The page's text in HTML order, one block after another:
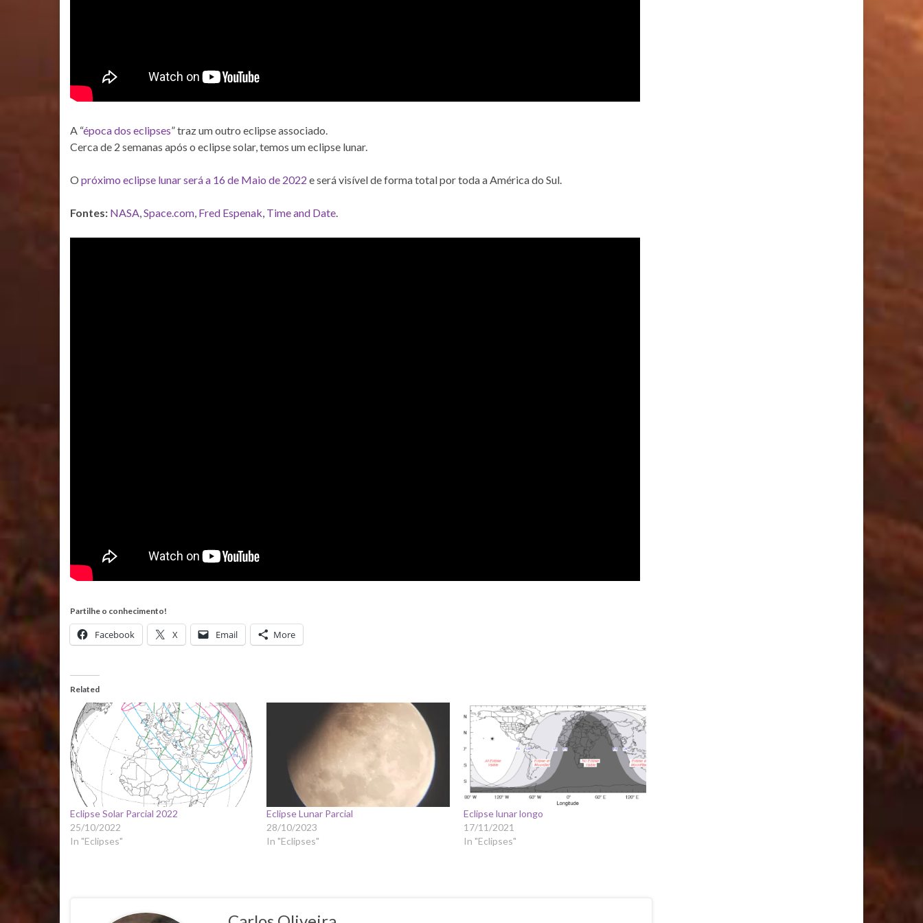
A “época dos eclipses” traz um outro eclipse associado.
Cerca de 2 semanas após o eclipse solar, temos um eclipse lunar.
O próximo eclipse lunar será a 16 de Maio de 2022 e será visível de forma total por toda a América do Sul.
Fontes: NASA,Space.com, Fred Espenak, Time and Date.
Partilhe o conhecimento!
Facebook X Email More
Related
Eclipse Solar Parcial 2022
25/10/2022
In "Eclipses"
Eclipse Lunar Parcial
28/10/2023
In "Eclipses"
Eclipse lunar longo
17/11/2021
In "Eclipses"